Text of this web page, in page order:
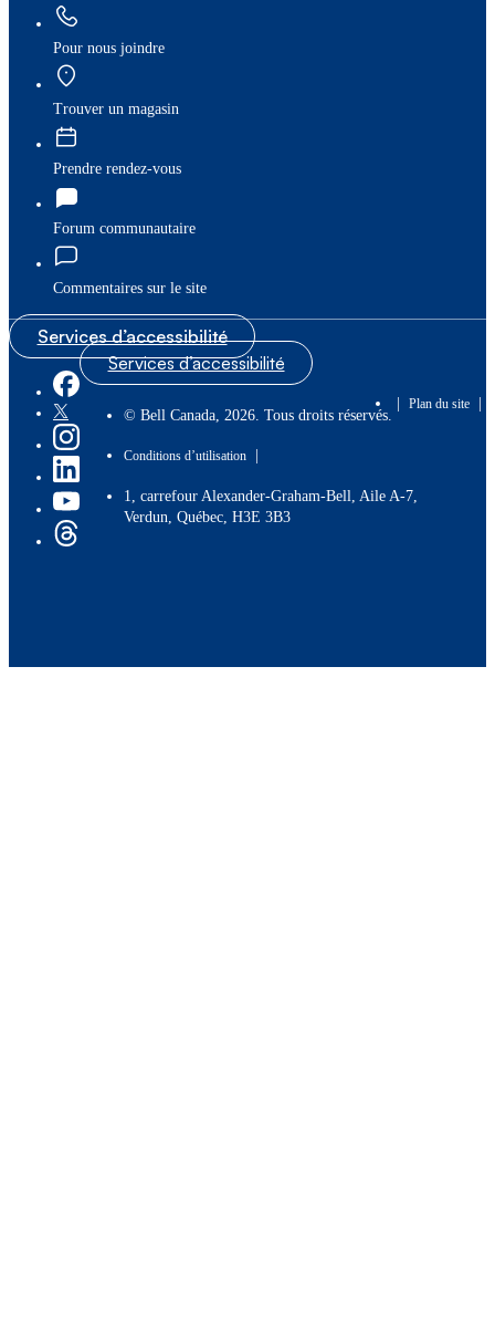
Pour nous joindre
Trouver un magasin
Prendre rendez-vous
Forum communautaire
Commentaires sur le site
Services d’accessibilité
Services d’accessibilité
© Bell Canada, 2026. Tous droits réservés.
Plan du site
Conditions d’utilisation
1, carrefour Alexander-Graham-Bell, Aile A-7,
Verdun, Québec, H3E 3B3